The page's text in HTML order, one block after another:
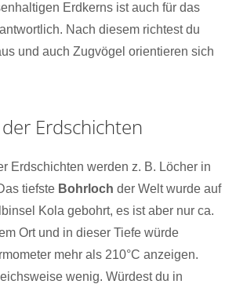
Erdkerns ist auch für das
Nach diesem richtest ​du​​
und auch Zugvögel orientieren sich
Erdschichten
Erdschichten werden z. B. Löcher in
tiefste Bohrloch der Welt wurde auf
Kola gebohrt, es ist aber nur ca.
Ort und in dieser Tiefe würde
mehr als 210°C anzeigen.
wenig. Würdest ​du​​ in